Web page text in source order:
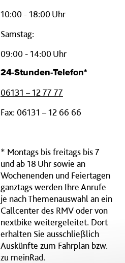
10:00 - 18:00 Uhr
Samstag:
09:00 - 14:00 Uhr
24-Stunden-Telefon*
06131 – 12 77 77
Fax: 06131 – 12 66 66
* Montags bis freitags bis 7
und ab 18 Uhr sowie an
Wochenenden und Feiertagen
ganztags werden Ihre Anrufe
je nach Themenauswahl an ein
Callcenter des RMV oder von
nextbike weitergeleitet. Dort
erhalten Sie ausschließlich
Auskünfte zum Fahrplan bzw.
zu meinRad.